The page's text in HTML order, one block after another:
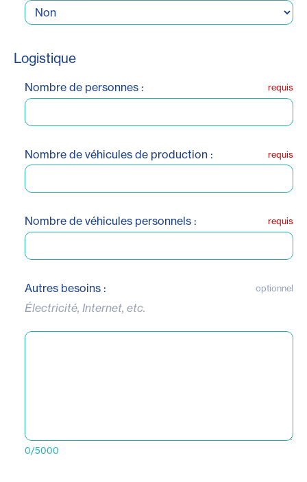
Logistique
Nombre de personnes : requis
Nombre de véhicules de production : requis
Nombre de véhicules personnels : requis
Autres besoins : optionnel
Électricité, Internet, etc.
0/5000